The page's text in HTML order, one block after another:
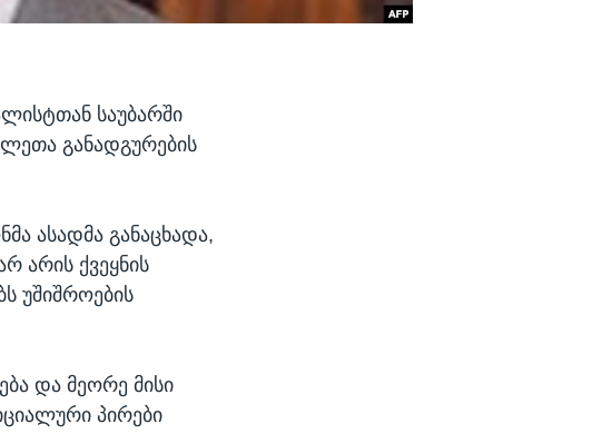
საუბარში
განადგურების
ასადმა განაცხადა,
არის ქვეყნის
უშიშროების
და მეორე მისი
პირები